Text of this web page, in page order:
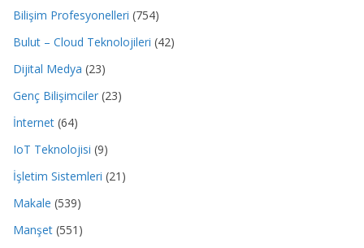
Bilişim Profesyonelleri (754)
Bulut – Cloud Teknolojileri (42)
Dijital Medya (23)
Genç Bilişimciler (23)
İnternet (64)
IoT Teknolojisi (9)
İşletim Sistemleri (21)
Makale (539)
Manşet (551)